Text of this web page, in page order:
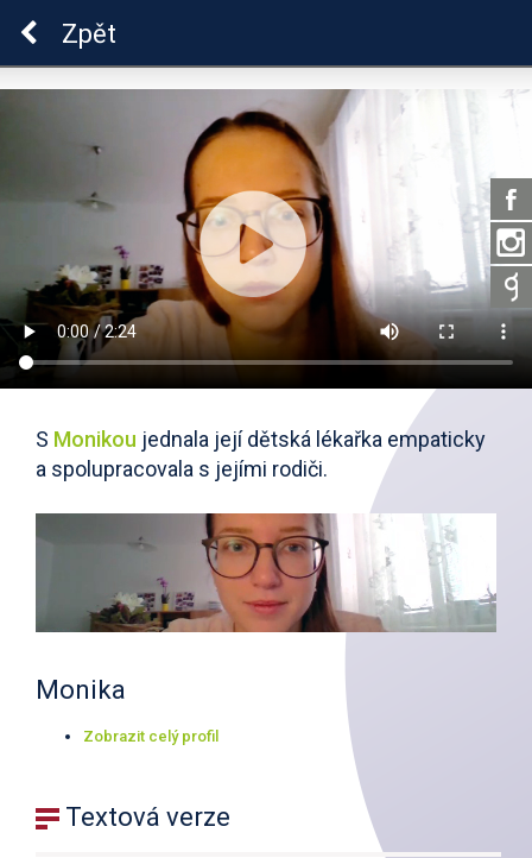
Zpět
S Monikou jednala její dětská lékařka empaticky
a spolupracovala s jejími rodiči.
Monika
Zobrazit celý profil
Textová verze